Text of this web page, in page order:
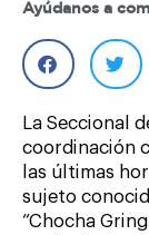
Ayúdanos a
La Seccional
coordinación
las últimas
sujeto
“Chocha